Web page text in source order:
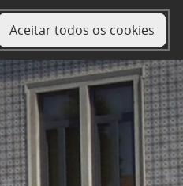
Aceitar todos os cookies